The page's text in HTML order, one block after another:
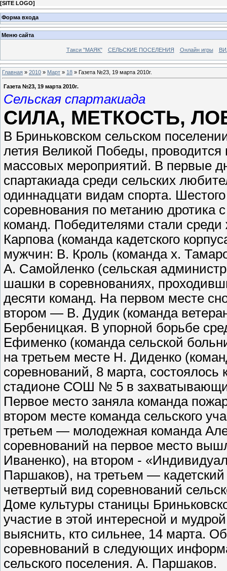
[SITE LOGO]
Форма входа
Меню сайта
Такси "МАЯК" СЕЛЬСКИЕ ПОСЕЛЕНИЯ Онлайн игры
Главная » 2010 » Март » 18 » Газета №23, 19 марта 2010г.
Газета №23, 19 марта 2010г.
Сельская спартакиада
СИЛА, МЕТКОСТЬ,
В Бриньковском сельском
летия Великой Победы, проводится
массовых мероприятий. В первые
спартакиада среди сельских
одиннадцати видам спорта.
соревнования по метанию дротика
команд. Победителями стали
Карпова (команда кадетского
мужчин: В. Кроль (команда х.
А. Самойленко (сельская
шашки в соревнованиях,
десяти команд. На первом месте
втором — В. Дудик (команда
Бербеницкая. В упорной борьбе
Ефименко (команда сельской
на третьем месте Н. Диденко
соревнований, 8 марта,
стадионе СОШ № 5 в
Первое место заняла команда
втором месте команда сельского
третьем — молодежная команда
соревнований на первое место
Иваненко), на втором -
Паршаков), на третьем —
четвертый вид соревнований
Доме культуры станицы
участие в этой интересной и
выяснить, кто сильнее, 14 марта.
соревнований в следующих
сельского поселения. А. Паршаков.